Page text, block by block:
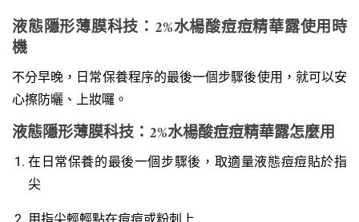
液態隱形薄膜科技：2%水楊酸痘痘精華露使用時
機
不分早晚，日常保養程序的最後一個步驟後使用，就可以安
心擦防曬、上妝囉。
液態隱形薄膜科技：2%水楊酸痘痘精華露怎麼用
在日常保養的最後一個步驟後，取適量液態痘痘貼於指
尖